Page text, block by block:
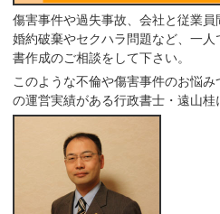
傷害事件や過失事故、会社と従業員
婚約破棄やセクハラ問題など、一
書作成のご相談をして下さい。
このような不倫や傷害事件のお悩
の運営実績がある行政書士・遠山桂